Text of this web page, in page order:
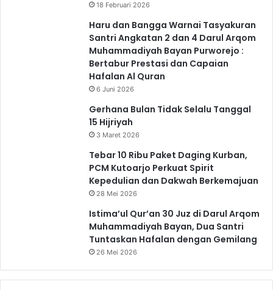
18 Februari 2026
Haru dan Bangga Warnai Tasyakuran
Santri Angkatan 2 dan 4 Darul Arqom
Muhammadiyah Bayan Purworejo :
Bertabur Prestasi dan Capaian
Hafalan Al Quran
6 Juni 2026
Gerhana Bulan Tidak Selalu Tanggal
15 Hijriyah
3 Maret 2026
Tebar 10 Ribu Paket Daging Kurban,
PCM Kutoarjo Perkuat Spirit
Kepedulian dan Dakwah Berkemajuan
28 Mei 2026
Istima’ul Qur’an 30 Juz di Darul Arqom
Muhammadiyah Bayan, Dua Santri
Tuntaskan Hafalan dengan Gemilang
26 Mei 2026